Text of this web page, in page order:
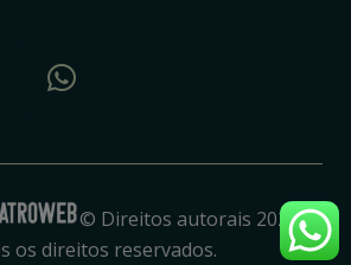
© Direitos autorais 2026 |
os direitos reservados.